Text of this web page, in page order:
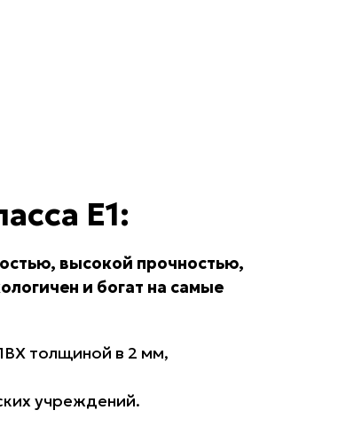
Е1:
высокой прочностью,
и богат на самые
толщиной в 2 мм,
учреждений.